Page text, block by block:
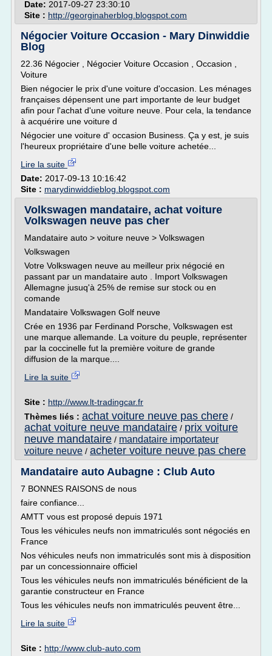
Date: 2017-09-27 23:30:10
Site : http://georginaherblog.blogspot.com
Négocier Voiture Occasion - Mary Dinwiddie
Blog
22.36 Négocier , Négocier Voiture Occasion , Occasion ,
Voiture
Bien négocier le prix d'une voiture d'occasion. Les ménages
françaises dépensent une part importante de leur budget
afin pour l'achat d'une voiture neuve. Pour cela, la tendance
à acquérire une voiture d
Négocier une voiture d' occasion Business. Ça y est, je suis
l'heureux propriétaire d'une belle voiture achetée...
Lire la suite
Date: 2017-09-13 10:16:42
Site : marydinwiddieblog.blogspot.com
Volkswagen mandataire, achat voiture
Volkswagen neuve pas cher
Mandataire auto > voiture neuve > Volkswagen
Volkswagen
Votre Volkswagen neuve au meilleur prix négocié en
passant par un mandataire auto . Import Volkswagen
Allemagne jusuq'à 25% de remise sur stock ou en
comande
Mandataire Volkswagen Golf neuve
Crée en 1936 par Ferdinand Porsche, Volkswagen est
une marque allemande. La voiture du peuple, représenter
par la coccinelle fut la première voiture de grande
diffusion de la marque....
Lire la suite
Site : http://www.lt-tradingcar.fr
Thèmes liés : achat voiture neuve pas chere /
achat voiture neuve mandataire / prix voiture
neuve mandataire / mandataire importateur
voiture neuve / acheter voiture neuve pas chere
Mandataire auto Aubagne : Club Auto
7 BONNES RAISONS de nous
faire confiance...
AMTT vous est proposé depuis 1971
Tous les véhicules neufs non immatriculés sont négociés en
France
Nos véhicules neufs non immatriculés sont mis à disposition
par un concessionnaire officiel
Tous les véhicules neufs non immatriculés bénéficient de la
garantie constructeur en France
Tous les véhicules neufs non immatriculés peuvent être...
Lire la suite
Site : http://www.club-auto.com